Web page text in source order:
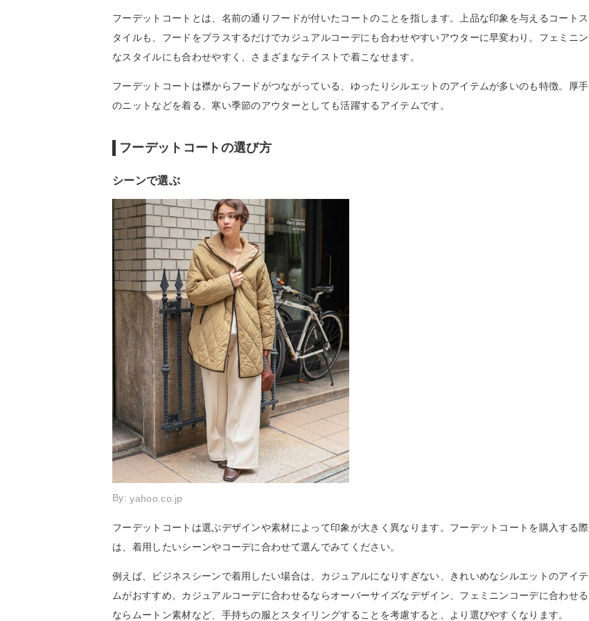
フーデットコートとは、名前の通りフードが付いたコートのことを指します。上品な印象を与えるコートス
タイルも、フードをプラスするだけでカジュアルコーデにも合わせやすいアウターに早変わり。フェミニン
なスタイルにも合わせやすく、さまざまなテイストで着こなせます。
フーデットコートは襟からフードがつながっている、ゆったりシルエットのアイテムが多いのも特徴。厚手
のニットなどを着る、寒い季節のアウターとしても活躍するアイテムです。
フーデットコートの選び方
シーンで選ぶ
By:yahoo.co.jp
フーデットコートは選ぶデザインや素材によって印象が大きく異なります。フーデットコートを購入する際
は、着用したいシーンやコーデに合わせて選んでみてください。
例えば、ビジネスシーンで着用したい場合は、カジュアルになりすぎない、きれいめなシルエットのアイテ
ムがおすすめ。カジュアルコーデに合わせるならオーバーサイズなデザイン、フェミニンコーデに合わせる
ならムートン素材など、手持ちの服とスタイリングすることを考慮すると、より選びやすくなります。